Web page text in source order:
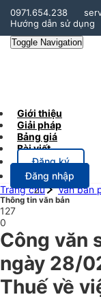
0971.654.238
Hướng dẫn sử dụng
Toggle Navigation
Giới thiệu
Giải pháp
Bảng giá
Bài viết
Đăng ký
Đăng nhập
Trang chủ
Văn bản
Thông tin văn bản
127
0
Công văn
ngày 28/
Thuế về